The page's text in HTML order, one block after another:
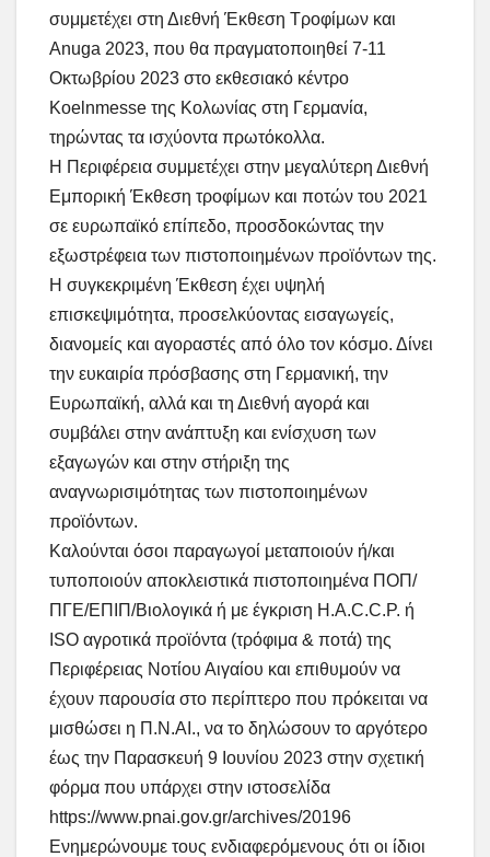
συμμετέχει στη Διεθνή Έκθεση Τροφίμων και
Anuga 2023, που θα πραγματοποιηθεί 7-11
Οκτωβρίου 2023 στο εκθεσιακό κέντρο
Koelnmesse της Κολωνίας στη Γερμανία,
τηρώντας τα ισχύοντα πρωτόκολλα.
Η Περιφέρεια συμμετέχει στην μεγαλύτερη Διεθνή
Εμπορική Έκθεση τροφίμων και ποτών του 2021
σε ευρωπαϊκό επίπεδο, προσδοκώντας την
εξωστρέφεια των πιστοποιημένων προϊόντων της.
Η συγκεκριμένη Έκθεση έχει υψηλή
επισκεψιμότητα, προσελκύοντας εισαγωγείς,
διανομείς και αγοραστές από όλο τον κόσμο. Δίνει
την ευκαιρία πρόσβασης στη Γερμανική, την
Ευρωπαϊκή, αλλά και τη Διεθνή αγορά και
συμβάλει στην ανάπτυξη και ενίσχυση των
εξαγωγών και στην στήριξη της
αναγνωρισιμότητας των πιστοποιημένων
προϊόντων.
Καλούνται όσοι παραγωγοί μεταποιούν ή/και
τυποποιούν αποκλειστικά πιστοποιημένα ΠΟΠ/
ΠΓΕ/ΕΠΙΠ/Βιολογικά ή με έγκριση H.A.C.C.P. ή
ISO αγροτικά προϊόντα (τρόφιμα & ποτά) της
Περιφέρειας Νοτίου Αιγαίου και επιθυμούν να
έχουν παρουσία στο περίπτερο που πρόκειται να
μισθώσει η Π.Ν.ΑΙ., να το δηλώσουν το αργότερο
έως την Παρασκευή 9 Ιουνίου 2023 στην σχετική
φόρμα που υπάρχει στην ιστοσελίδα
https://www.pnai.gov.gr/archives/20196
Ενημερώνουμε τους ενδιαφερόμενους ότι οι ίδιοι